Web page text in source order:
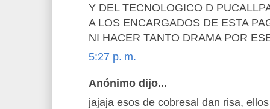
Y DEL TECNOLOGICO D
A LOS ENCARGADOS DE ESTA
NI HACER TANTO DRAMA POR
5:27 p. m.
Anónimo dijo...
jajaja esos de cobresal dan risa,